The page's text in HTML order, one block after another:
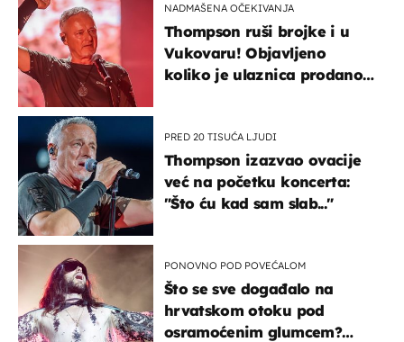
NADMAŠENA OČEKIVANJA
Thompson ruši brojke i u
Vukovaru! Objavljeno
koliko je ulaznica prodano
PRED 20 TISUĆA LJUDI
Thompson izazvao ovacije
već na početku koncerta:
"Što ću kad sam slab..."
PONOVNO POD POVEĆALOM
Što se sve događalo na
hrvatskom otoku pod
osramoćenim glumcem?